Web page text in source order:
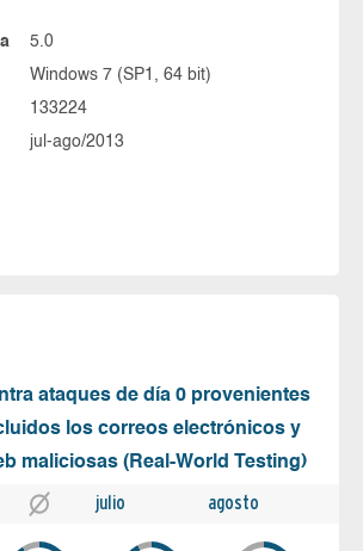
5.0
Windows 7 (SP1, 64 bit)
133224
jul-ago/2013
ataques de día 0 provenientes
los correos electrónicos y
maliciosas (Real-World Testing)
julio agosto